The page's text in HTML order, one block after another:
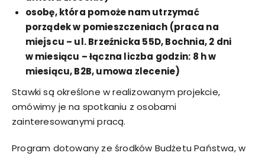
osobę, która pomoże nam utrzymać
porządek w pomieszczeniach (praca na
miejscu – ul. Brzeźnicka 55D, Bochnia, 2 dni
w miesiącu – łączna liczba godzin: 8 h w
miesiącu, B2B, umowa zlecenie)
Stawki są określone w realizowanym projekcie,
omówimy je na spotkaniu z osobami
zainteresowanymi pracą.
Program dotowany ze środków Budżetu Państwa, w